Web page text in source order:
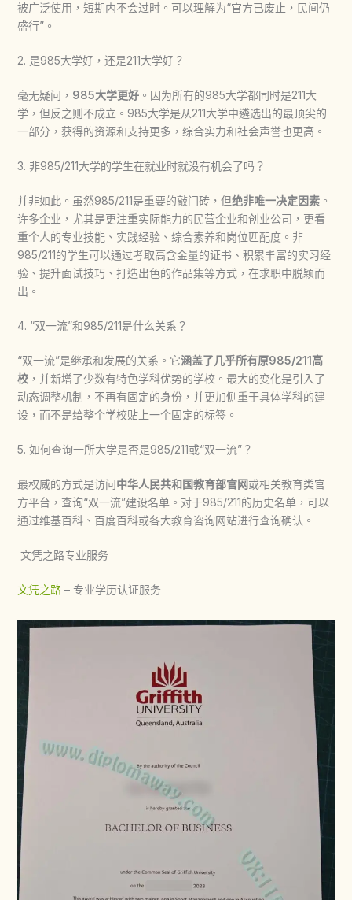
被广泛使用，短期内不会过时。可以理解为“官方已废止，民间仍
盛行”。
2. 是985大学好，还是211大学好？
毫无疑问， 985大学更好。因为所有的985大学都同时是211大
学，但反之则不成立。985大学是从211大学中遴选出的最顶尖的
一部分，获得的资源和支持更多，综合实力和社会声誉也更高。
3. 非985/211大学的学生在就业时就没有机会了吗？
并非如此。虽然985/211是重要的敲门砖，但绝非唯一决定因素。
许多企业，尤其是更注重实际能力的民营企业和创业公司，更看
重个人的专业技能、实践经验、综合素养和岗位匹配度。非
985/211的学生可以通过考取高含金量的证书、积累丰富的实习经
验、提升面试技巧、打造出色的作品集等方式，在求职中脱颖而
出。
4. “双一流”和985/211是什么关系？
“双一流”是继承和发展的关系。它涵盖了几乎所有原985/211高
校，并新增了少数有特色学科优势的学校。最大的变化是引入了
动态调整机制，不再有固定的身份，并更加侧重于具体学科的建
设，而不是给整个学校贴上一个固定的标签。
5. 如何查询一所大学是否是985/211或“双一流”？
最权威的方式是访问中华人民共和国教育部官网或相关教育类官
方平台，查询“双一流”建设名单。对于985/211的历史名单，可以
通过维基百科、百度百科或各大教育咨询网站进行查询确认。
文凭之路专业服务
文凭之路 – 专业学历认证服务